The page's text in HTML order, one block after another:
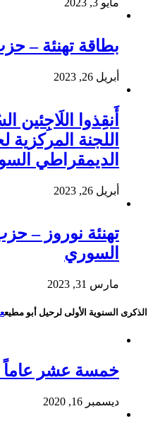
مايو 3, 2023
بطاقة تهنئة –
أبريل 26, 2023
أَنقِذوا اللَاجِئين
اللجنة المركزية
الديمقراطي
أبريل 26, 2023
تهنئة نوروز –
السوري
مارس 31, 2023
الذكرى السنوية الأولى لرحيل أبو مطيع
خمسة عشر عاماً
ديسمبر 16, 2020